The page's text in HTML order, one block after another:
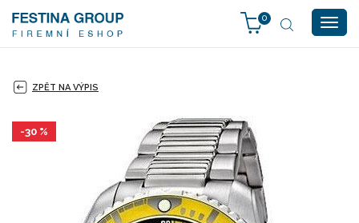
0
ZPĚT NA VÝPIS
-30 %